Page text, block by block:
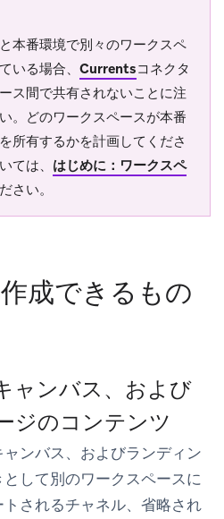
本番環境で別々のワークスペ
いる場合、 Currentsコネクタ
ス間で共有されないことに注
。どのワークスペースが本番
所有するかを計画してくださ
ては、 はじめに：ワークスペ
さい。
成できるもの
ャンバス、および
ジのコンテンツ
ンバス、およびランディン
して別のワークスペースに
されるチャネル、省略され